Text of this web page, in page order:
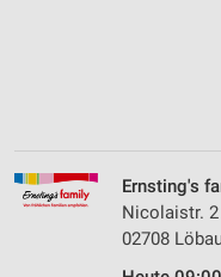
Ernsting's
Nicolaistr. 2
02708